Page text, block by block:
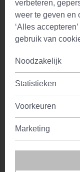
Echte Kamillethee
(48)
verbeteren,
weer te geven en
‘Alles
gebruik van
Noodzakelijk
Statistieken
Voorkeuren
Marketing